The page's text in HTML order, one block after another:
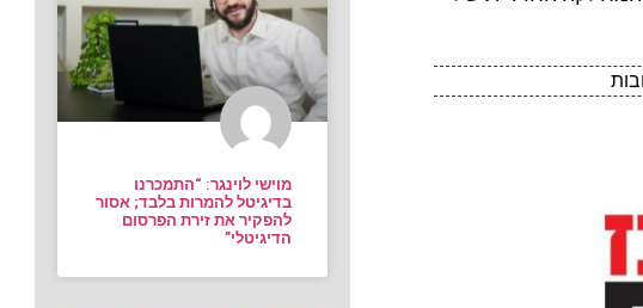
מוישי לוינגר: “התמכרנו
בדיגיטל להמרות בלבד; אסור
להפקיר את זירת הפרסום
הדיגיטלי”